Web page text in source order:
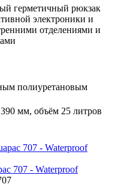
герметичный рюкзак
электроники и
отделениями и
полиуретановым
мм, объём 25 литров
707 - Waterproof